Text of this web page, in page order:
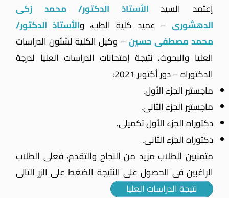
إعتمد السيد الأستاذ الدكتور/ محمد زكى
الدهشورى – عميد كلية الطب، والأستاذ الدكتور/
محمد مصطفى حسين– وكيل الكلية لشئون الدراسات
العليا والبحوث، نتيجة إمتحانات الدراسات العليا لدرجة
الدكتوراه – دور أكتوبر 2021:
ماجستير الجزء الأول.
ماجستير الجزء الثانى.
دكتوراه الجزء الأول تكميلى.
دكتوراه الجزء الثانى.
متمنيين للطلاب مزيد من النجاح والتقدم، فعلى الطلاب
الراغبين فى الحصول على النتيجة الضغط على الزر التالى
نتيجة الدراسات العليا